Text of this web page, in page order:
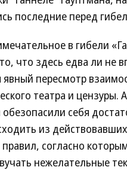
последние перед
в гибели
что здесь едва ли не
явный пересмотр
театра и цензуры.
обезопасили себя
из
согласно
нежелательные